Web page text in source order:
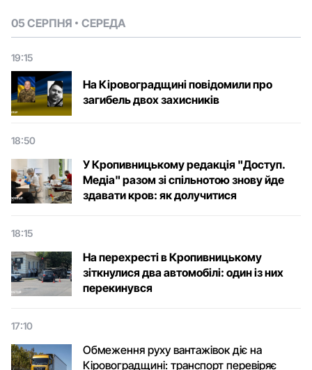
05 СЕРПНЯ СЕРЕДА
19:15
На Кіровоградщині повідомили про
загибель двох захисників
18:50
У Кропивницькому редакція "Доступ.
Медіа" разом зі спільнотою знову йде
здавати кров: як долучитися
18:15
На перехресті в Кропивницькому
зіткнулися два автомобілі: один із них
перекинувся
17:10
Обмеження руху вантажівок діє на
Кіровоградщині: транспорт перевіряє